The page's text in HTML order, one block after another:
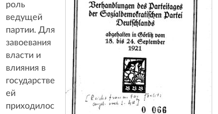
роль
ведущей
партии. Для
завоевания
власти и
влияния в
государстве
ей
приходилос